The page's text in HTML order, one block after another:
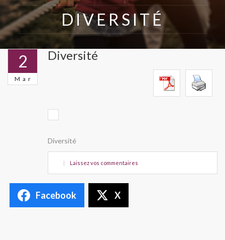
DIVERSITÉ
2
Mar
Diversité
Diversité
| Laissez vos commentaires
Facebook X